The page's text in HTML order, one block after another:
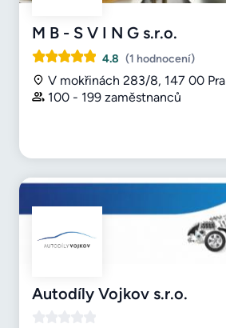
M B - S V I N G s.r.o.
4.8 (1 hodnocení)
V mokřinách 283/8, 147 00
100 - 199 zaměstnanců
Autodíly Vojkov s.r.o.